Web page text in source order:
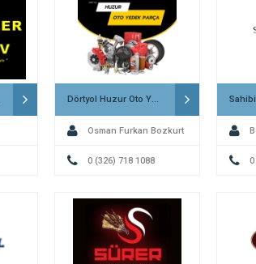
Dörtyol Huzur Oto Yedek Parça
Osman Furkan Bozkurt
0 (326) 718 1088 0